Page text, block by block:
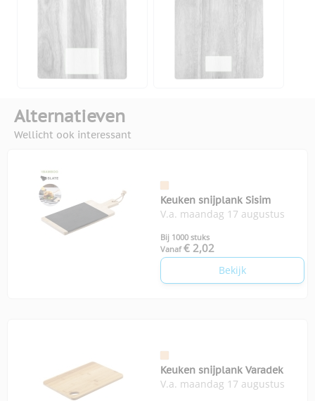
Alternatieven
Wellicht ook interessant
Keuken snijplank Sisim
V.a. maandag 17 augustus
Bij 1000 stuks
Vanaf € 2,02
Bekijk
Keuken snijplank Varadek
V.a. maandag 17 augustus